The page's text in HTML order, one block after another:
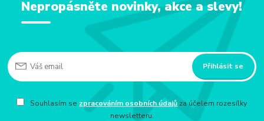
Nepropásněte novinky, akce a slevy!
Přihlásit se
Souhlasím se zpracováním osobních údajů za účelem rozesílky
newsletteru.